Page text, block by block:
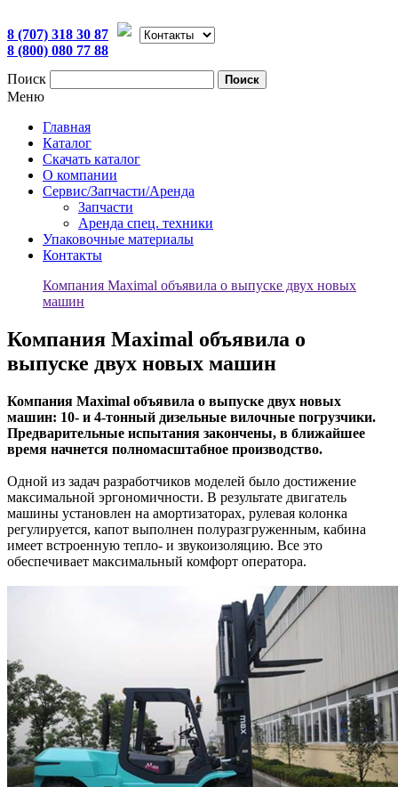
8 (707) 318 30 87
8 (800) 080 77 88
Поиск
Поиск
Меню
Главная
Каталог
Скачать каталог
О компании
Сервис/Запчасти/Аренда
Запчасти
Аренда спец. техники
Упаковочные материалы
Контакты
Компания Maximal объявила о выпуске двух новых
машин
Компания Maximal объявила о
выпуске двух новых машин
Компания Maximal объявила о выпуске двух новых
машин: 10- и 4-тонный дизельные вилочные погрузчики.
Предварительные испытания закончены, в ближайшее
время начнется полномасштабное производство.
Одной из задач разработчиков моделей было достижение
максимальной эргономичности. В результате двигатель
машины установлен на амортизаторах, рулевая колонка
регулируется, капот выполнен полуразгруженным, кабина
имеет встроенную тепло- и звукоизоляцию. Все это
обеспечивает максимальный комфорт оператора.